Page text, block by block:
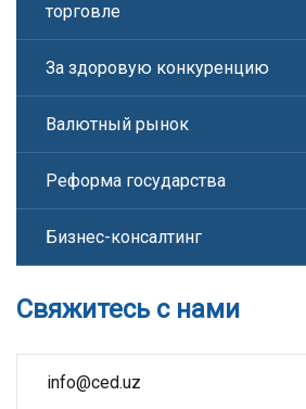
торговле
За здоровую конкуренцию
Валютный рынок
Реформа государства
Бизнес-консалтинг
Свяжитесь с нами
info@ced.uz